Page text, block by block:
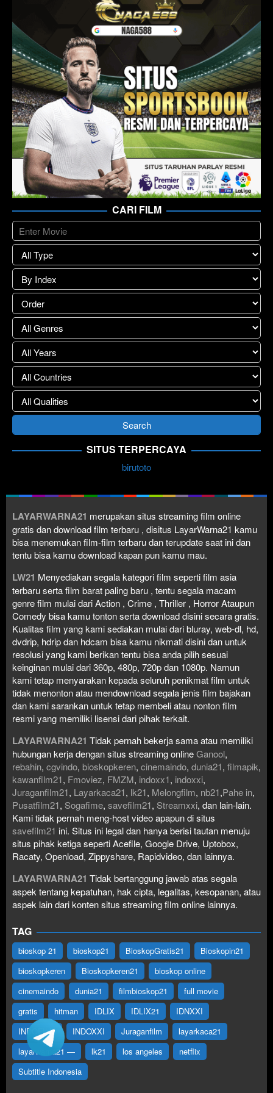
CARI FILM
SITUS TERPERCAYA
birutoto
LAYARWARNA21 merupakan situs streaming film online
gratis dan download film terbaru , disitus LayarWarna21 kamu
bisa menemukan film-film terbaru dan terupdate saat ini dan
tentu bisa kamu download kapan pun kamu mau.
LW21 Menyediakan segala kategori film seperti film asia
terbaru serta film barat paling baru , tentu segala macam
genre film mulai dari Action , Crime , Thriller , Horror Ataupun
Comedy bisa kamu tonton serta download disini secara gratis.
Kualitas film yang kami sediakan mulai dari bluray, web-dl, hd,
dvdrip, hdrip dan hdcam bisa kamu nikmati disini dan untuk
resolusi yang kami berikan tentu bisa anda pilih sesuai
keinginan mulai dari 360p, 480p, 720p dan 1080p. Namun
kami tetap menyarakan kepada seluruh penikmat film untuk
tidak menonton atau mendownload segala jenis film bajakan
dan kami sarankan untuk tetap membeli atau nonton film
resmi yang memiliki lisensi dari pihak terkait.
LAYARWARNA21 Tidak pernah bekerja sama atau memiliki
hubungan kerja dengan situs streaming onlineGanool,
rebahin, cgvindo, bioskopkeren, cinemaindo, dunia21, filmapik,
kawanfilm21, Fmoviez, FMZM, indoxx1, indoxxi,
Juraganfilm21, Layarkaca21, lk21, Melongfilm, nb21,Pahe in,
Pusatfilm21, Sogafime, savefilm21, Streamxxi, dan lain-lain.
Kami tidak pernah meng-host video apapun di situs
savefilm21 ini. Situs ini legal dan hanya berisi tautan menuju
situs pihak ketiga seperti Acefile, Google Drive, Uptobox,
Racaty, Openload, Zippyshare, Rapidvideo, dan lainnya.
LAYARWARNA21 Tidak bertanggung jawab atas segala
aspek tentang kepatuhan, hak cipta, legalitas, kesopanan, atau
aspek lain dari konten situs streaming film online lainnya.
TAG
bioskop 21 bioskop21 BioskopGratis21
Bioskopin21
bioskopkeren
Bioskopkeren21
bioskop online
cinemaindo
dunia21 filmbioskop21
full movie
gratis
hitman IDLIX IDLIX21
IDNXXI
INDOFILM
INDOXXI Juraganfilm
layarkaca21
layarwarna21 —
lk21 los angeles
netflix
Subtitle Indonesia